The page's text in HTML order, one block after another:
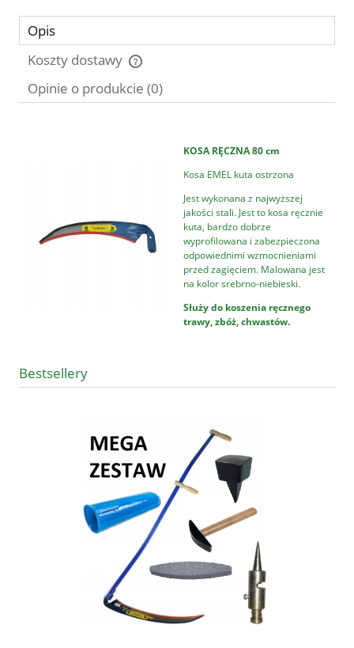
Opis
Koszty dostawy
Cena nie zawiera ewentualnych kosztów płatności
Opinie o produkcie (0)
KOSA RĘCZNA 80 cm
Kosa EMEL kuta ostrzona
Jest wykonana z najwyższej
jakości stali. Jest to kosa ręcznie
kuta, bardzo dobrze
wyprofilowana i zabezpieczona
odpowiednimi wzmocnieniami
przed zagięciem. Malowana jest
na kolor srebrno-niebieski.
Służy do koszenia ręcznego
trawy, zbóż, chwastów.
Bestsellery